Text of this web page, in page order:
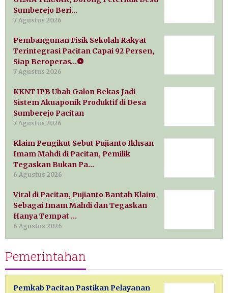
Sumberejo Beri…
7 Agustus 2026
Pembangunan Fisik Sekolah Rakyat
Terintegrasi Pacitan Capai 92 Persen,
Siap Beroperas…
7 Agustus 2026
KKNT IPB Ubah Galon Bekas Jadi
Sistem Akuaponik Produktif di Desa
Sumberejo Pacitan
7 Agustus 2026
Klaim Pengikut Sebut Pujianto Ikhsan
Imam Mahdi di Pacitan, Pemilik
Tegaskan Bukan Pa…
6 Agustus 2026
Viral di Pacitan, Pujianto Bantah Klaim
Sebagai Imam Mahdi dan Tegaskan
Hanya Tempat …
6 Agustus 2026
Pemerintahan
Pemkab Pacitan Pastikan Pelayanan